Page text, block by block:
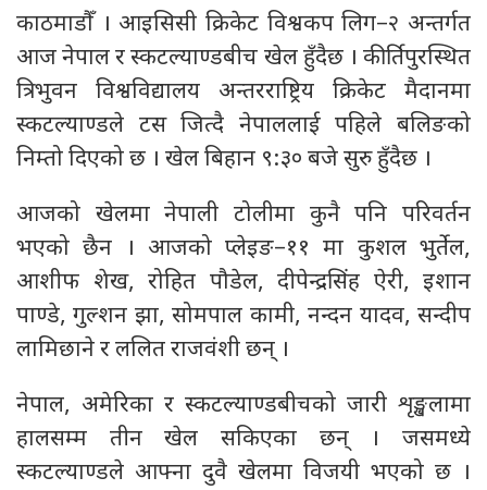
काठमाडौँ । आइसिसी क्रिकेट विश्वकप लिग–२ अन्तर्गत
आज नेपाल र स्कटल्याण्डबीच खेल हुँदैछ । कीर्तिपुरस्थित
त्रिभुवन विश्वविद्यालय अन्तरराष्ट्रिय क्रिकेट मैदानमा
स्कटल्याण्डले टस जित्दै नेपाललाई पहिले बलिङको
निम्तो दिएको छ । खेल बिहान ९:३० बजे सुरु हुँदैछ ।
आजको खेलमा नेपाली टोलीमा कुनै पनि परिवर्तन
भएको छैन । आजको प्लेइङ–११ मा कुशल भुर्तेल,
आशीफ शेख, रोहित पौडेल, दीपेन्द्रसिंह ऐरी, इशान
पाण्डे, गुल्शन झा, सोमपाल कामी, नन्दन यादव, सन्दीप
लामिछाने र ललित राजवंशी छन् ।
नेपाल, अमेरिका र स्कटल्याण्डबीचको जारी शृङ्खलामा
हालसम्म तीन खेल सकिएका छन् । जसमध्ये
स्कटल्याण्डले आफ्ना दुवै खेलमा विजयी भएको छ ।